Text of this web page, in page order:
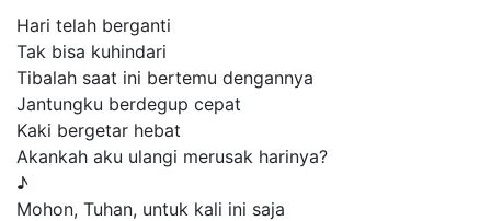
Hari telah berganti
Tak bisa kuhindari
Tibalah saat ini bertemu dengannya
Jantungku berdegup cepat
Kaki bergetar hebat
Akankah aku ulangi merusak harinya?
♪
Mohon, Tuhan, untuk kali ini saja